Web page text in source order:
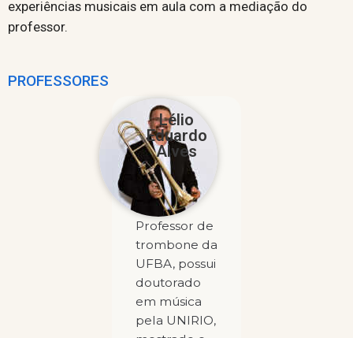
experiências musicais em aula com a mediação do
professor.
PROFESSORES
Lélio
Eduardo
Alves
Professor de
trombone da
UFBA, possui
doutorado
em música
pela UNIRIO,